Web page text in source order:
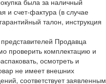
была за наличный
и счет-фактура (в случае
талон, инструкция
Продавца
проверить комплектацию и
осмотреть и
не имеет внешних
соответствует заявленным